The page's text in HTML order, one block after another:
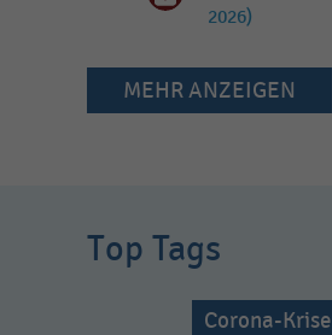
2026)
MEHR ANZEIGEN
Top Tags
Corona-Krise